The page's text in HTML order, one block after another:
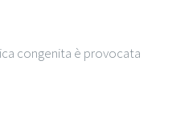
congenita è provocata